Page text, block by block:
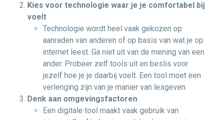
Kies voor technologie waar je je comfortabel bij
voelt
Technologie wordt heel vaak gekozen op
aanraden van anderen of op basis van wat je op
internet leest. Ga niet uit van de mening van een
ander. Probeer zelf tools uit en beslis voor
jezelf hoe je je daarbij voelt. Een tool moet een
verlenging zijn van je manier van lesgeven.
Denk aan omgevingsfactoren
Een digitale tool maakt vaak gebruik van